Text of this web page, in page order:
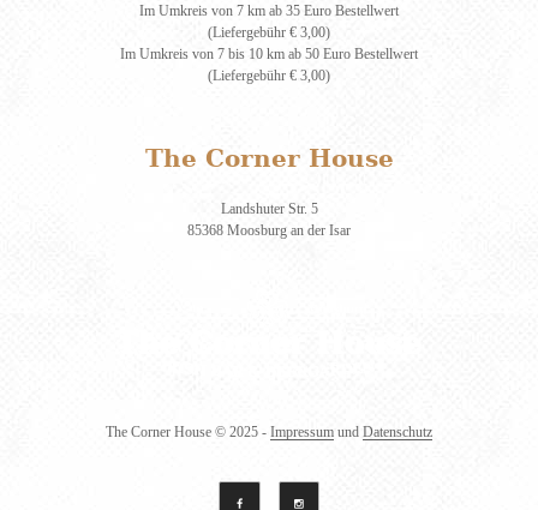
Im Umkreis von 7 km ab 35 Euro Bestellwert
(Liefergebühr € 3,00)
Im Umkreis von 7 bis 10 km ab 50 Euro Bestellwert
(Liefergebühr € 3,00)
The Corner House
Landshuter Str. 5
85368 Moosburg an der Isar
The Corner House © 2025 - Impressum und Datenschutz